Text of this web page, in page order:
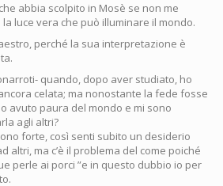
abbia scolpito in Mosè se non me
luce vera che può illuminare il mondo.
perché la sua interpretazione è
quando, dopo aver studiato, ho
celata; ma nonostante la fede fosse
avuto paura del mondo e mi sono
agli altri?
forte, così senti subito un desiderio
altri, ma c’è il problema del come poiché
perle ai porci ”e in questo dubbio io per